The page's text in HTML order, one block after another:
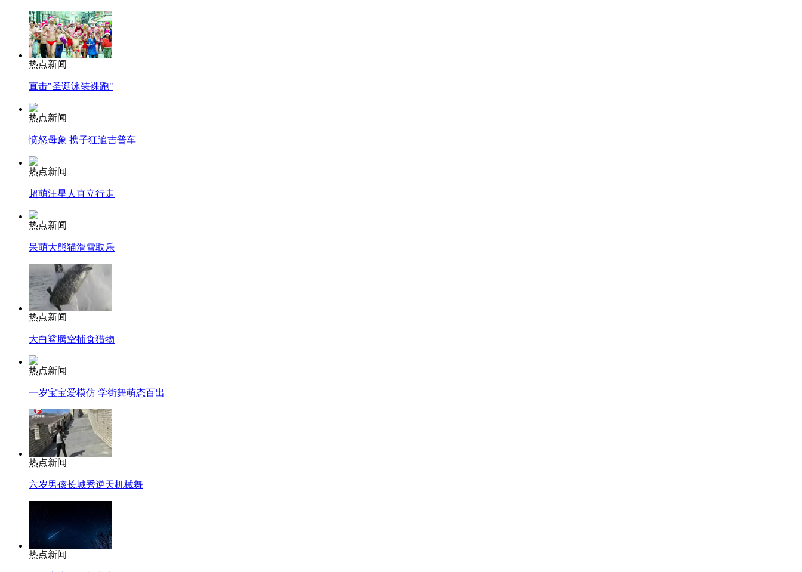
热点新闻
直击"圣诞泳装裸跑"
热点新闻
愤怒母象 携子狂追吉普车
热点新闻
超萌汪星人直立行走
热点新闻
呆萌大熊猫滑雪取乐
热点新闻
大白鲨腾空捕食猎物
热点新闻
一岁宝宝爱模仿 学街舞萌态百出
热点新闻
六岁男孩长城秀逆天机械舞
热点新闻